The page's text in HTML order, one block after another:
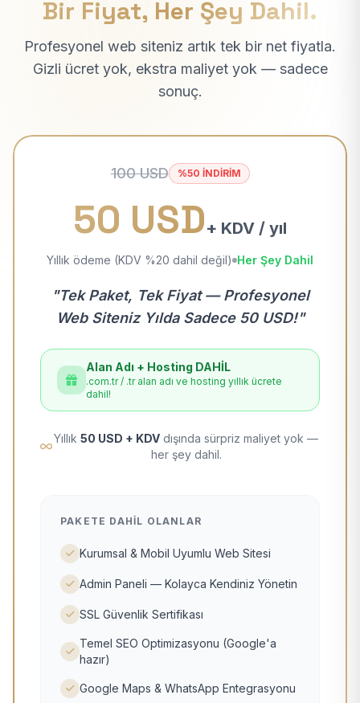
Bir Fiyat, Her Şey Dahil.
Profesyonel web siteniz artık tek bir net fiyatla.
Gizli ücret yok, ekstra maliyet yok — sadece
sonuç.
100 USD %50 İNDİRİM
50 USD+ KDV / yıl
Yıllık ödeme (KDV %20 dahil değil) Her Şey Dahil
"Tek Paket, Tek Fiyat — Profesyonel
Web Siteniz Yılda Sadece 50 USD!"
Alan Adı + Hosting DAHİL
.com.tr / .tr alan adı ve hosting yıllık ücrete
dahil!
Yıllık 50 USD + KDV dışında sürpriz maliyet yok —
her şey dahil.
PAKETE DAHIL OLANLAR
Kurumsal & Mobil Uyumlu Web Sitesi
Admin Paneli — Kolayca Kendiniz Yönetin
SSL Güvenlik Sertifikası
Temel SEO Optimizasyonu (Google'a
hazır)
Google Maps & WhatsApp Entegrasyonu